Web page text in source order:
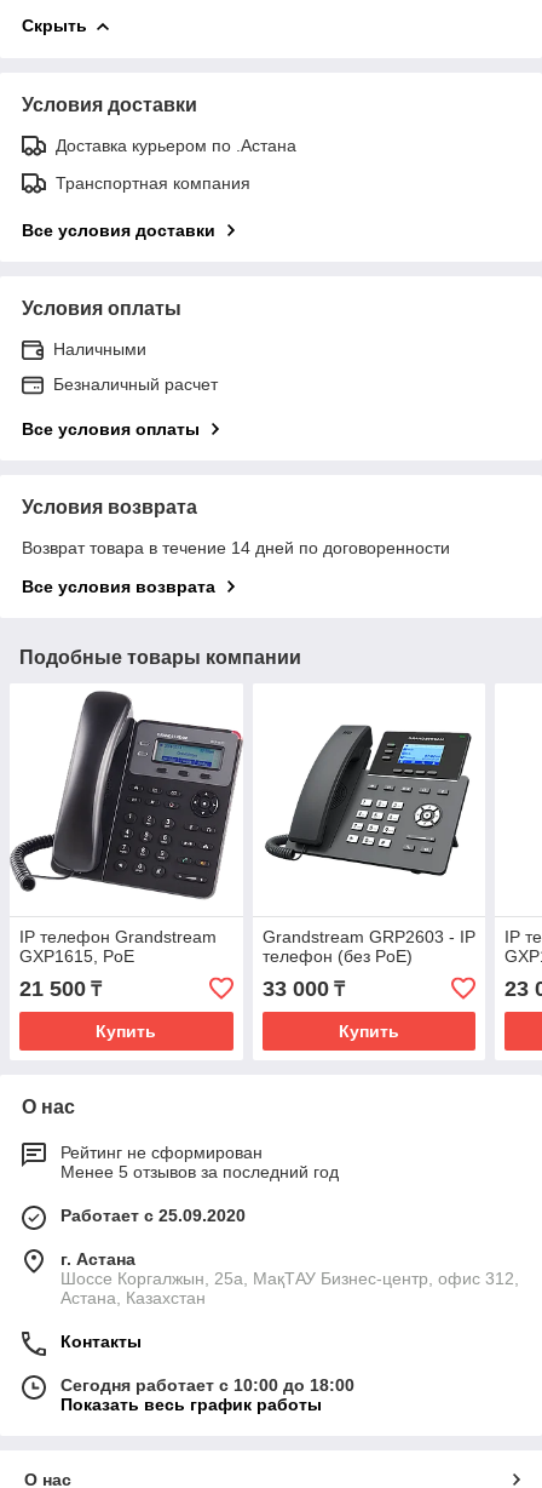
Скрыть
Условия доставки
Доставка курьером по .Астана
Транспортная компания
Все условия доставки
Условия оплаты
Наличными
Безналичный расчет
Все условия оплаты
Условия возврата
Возврат товара в течение 14 дней по договоренности
Все условия возврата
Подобные товары компании
IP телефон Grandstream
GXP1615, PoE
21 500 ₸
Купить
Grandstream GRP2603 - IP
телефон (без PoE)
33 000₸
Купить
IP
23
О нас
Рейтинг не сформирован
Менее 5 отзывов за последний год
Работает с 25.09.2020
г. Астана
​Шоссе Коргалжын, 25а, МақТАУ Бизнес-центр, офис 312,
Астана, Казахстан
Контакты
Сегодня работает с 10:00 до 18:00
Показать весь график работы
О нас